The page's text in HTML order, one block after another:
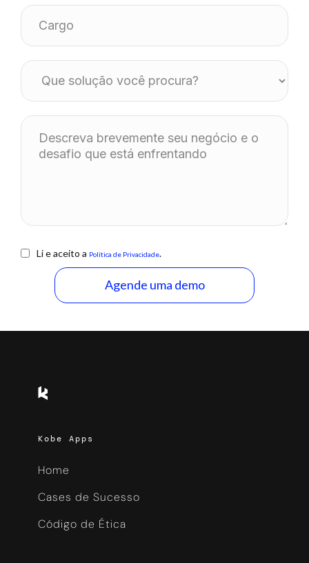
Li e aceito a Política de Privacidade.
Kobe Apps
Home
Cases de Sucesso
Código de Ética